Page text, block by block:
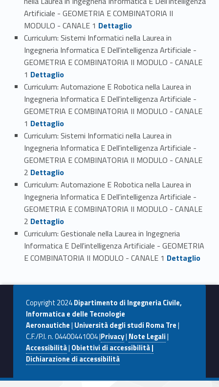
Artificiale - GEOMETRIA E COMBINATORIA II
MODULO - CANALE 1 Link identifier #identifier_person_90267-3
Dettaglio
Curriculum: Sistemi Informatici nella Laurea in
Ingegneria Informatica E Dell'intelligenza Artificiale -
GEOMETRIA E COMBINATORIA II MODULO - CANALE
1 Link identifier #identifier_person_140882-4
Dettaglio
Curriculum: Automazione E Robotica nella Laurea in
Ingegneria Informatica E Dell'intelligenza Artificiale -
GEOMETRIA E COMBINATORIA II MODULO - CANALE
1 Link identifier #identifier_person_52226-5
Dettaglio
Curriculum: Sistemi Informatici nella Laurea in
Ingegneria Informatica E Dell'intelligenza Artificiale -
GEOMETRIA E COMBINATORIA II MODULO - CANALE
2 Link identifier #identifier_person_154803-6
Dettaglio
Curriculum: Automazione E Robotica nella Laurea in
Ingegneria Informatica E Dell'intelligenza Artificiale -
GEOMETRIA E COMBINATORIA II MODULO - CANALE
2 Link identifier #identifier_person_162880-7
Dettaglio
Curriculum: Gestionale nella Laurea in Ingegneria
Informatica E Dell'intelligenza Artificiale - GEOMETRIA
E COMBINATORIA II MODULO - CANALE 1 Link identifier #identifier_person_108795-8
Dettaglio
Copyright 2024Dipartimento di Ingegneria Civile,
Informatica e delle Tecnologie
Aeronautiche| Università degli studi Roma Tre|
C.F./P.I. n. 04400441004 |Privacy| Note Legali|
Accessibilità| Obiettivi di accessibilità |
Dichiarazione di accessibilità